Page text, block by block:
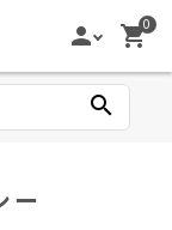
person 0
shopping_cart
search
ー